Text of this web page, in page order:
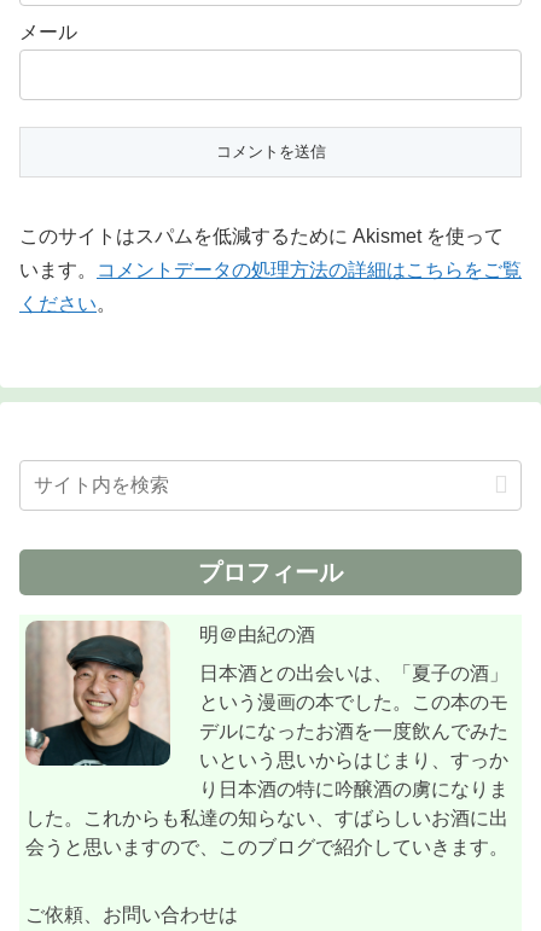
メール
このサイトはスパムを低減するために Akismet を使って
います。
コメントデータの処理方法の詳細はこちらをご覧
ください。
プロフィール
明＠由紀の酒
日本酒との出会いは、「夏子の酒」
という漫画の本でした。この本のモ
デルになったお酒を一度飲んでみた
いという思いからはじまり、すっか
り日本酒の特に吟醸酒の虜になりま
した。これからも私達の知らない、すばらしいお酒に出
会うと思いますので、このブログで紹介していきます。
ご依頼、お問い合わせは